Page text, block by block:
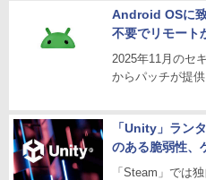
Android OSに
不要でリモート
2025年11月のセ
からパッチが提
「Unity」ラン
のある脆弱性、
「Steam」では